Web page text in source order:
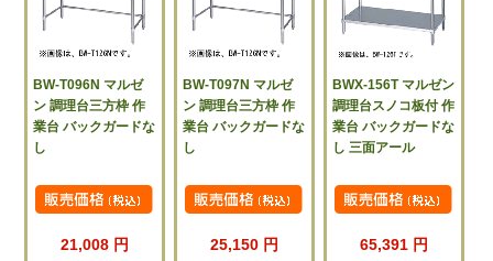
BW-T096N マルゼ
ン 調理台三方枠 作
業台 バックガードな
し
21,008 円
BW-T097N マルゼ
ン 調理台三方枠 作
業台 バックガードな
し
25,150 円
BWX-156T マルゼン
調理台スノコ板付 作
業台 バックガードな
し 三面アール
65,391 円